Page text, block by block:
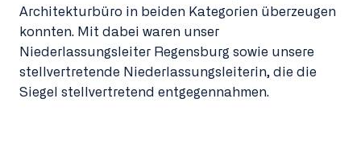
Architekturbüro in beiden Kategorien überzeugen
konnten. Mit dabei waren unser
Niederlassungsleiter Regensburg sowie unsere
stellvertretende Niederlassungsleiterin, die die
Siegel stellvertretend entgegennahmen.